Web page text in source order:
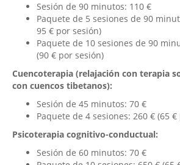
Sesión de 90 minutos: 110 €
Paquete de 5 sesiones de 90
95 € por sesión)
Paquete de 10 sesiones de 90
(90 € por sesión)
Cuencoterapia (relajación con terapia
con cuencos tibetanos):
Sesión de 45 minutos: 70 €
Paquete de 4 sesiones: 260 € (65
Psicoterapia cognitivo-conductual:
Sesión de 60 minutos: 70 €